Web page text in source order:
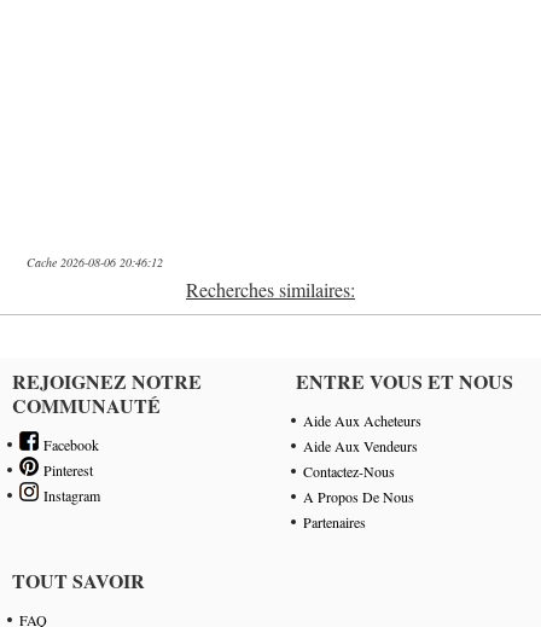
Cache 2026-08-06 20:46:12
Recherches similaires:
REJOIGNEZ NOTRE
COMMUNAUTÉ
Facebook
Pinterest
Instagram
ENTRE VOUS ET NOUS
Aide Aux Acheteurs
Aide Aux Vendeurs
Contactez-Nous
A Propos De Nous
Partenaires
TOUT SAVOIR
FAQ